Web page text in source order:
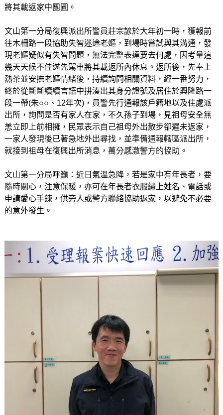
將其載返家中團圓。
文山第一分局復興派出所警員莊宗諺於大年初一時，獲報前
往木柵路一段協助失智迷途老嫗，到場時嘗試與其溝通，發
現老嫗疑似有失智問題，無法完整表達要去何處，因考量這
幾天天候不佳遂先駕車將其載返所內休息。返所後，先奉上
熱茶並安撫老嫗情緒後，持續詢問相關資料，經一番努力，
終於從斷斷續續言語中拼湊出其身分證號及居住於興隆路一
段一帶(朱○○、12年次)，員警先行通報該戶籍地以及住處派
出所，詢問是否有家人在家，不久孫子到場，見祖母安全無
恙立即上前相擁，民眾表示自己祖母外出散步卻遲未返家，
一家人發現後已著急地外出尋找，並準備通報轄區派出所，
就接到祖母在復興出所消息，萬分感激警方的協助。
文山第一分局呼籲：近日氣溫急降，若是家中有年長者，要
隨時關心，注意保暖，亦可在年長者衣服繡上姓名、電話或
申請愛心手鍊，供旁人或警方聯絡協助返家，以避免不必要
的意外發生。